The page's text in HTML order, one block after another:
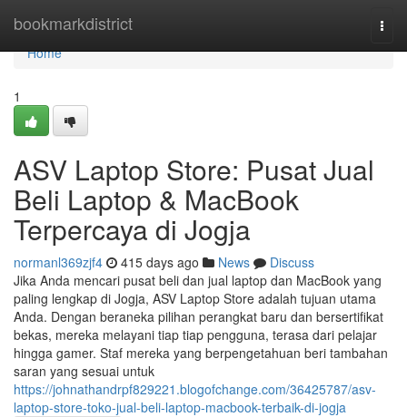
bookmarkdistrict
Home
Home
1
ASV Laptop Store: Pusat Jual
Beli Laptop & MacBook
Terpercaya di Jogja
normanl369zjf4 415 days ago News
Discuss
Jika Anda mencari pusat beli dan jual laptop dan MacBook yang
paling lengkap di Jogja, ASV Laptop Store adalah tujuan utama
Anda. Dengan beraneka pilihan perangkat baru dan bersertifikat
bekas, mereka melayani tiap tiap pengguna, terasa dari pelajar
hingga gamer. Staf mereka yang berpengetahuan beri tambahan
saran yang sesuai untuk
https://johnathandrpf829221.blogofchange.com/36425787/asv-
laptop-store-toko-jual-beli-laptop-macbook-terbaik-di-jogja